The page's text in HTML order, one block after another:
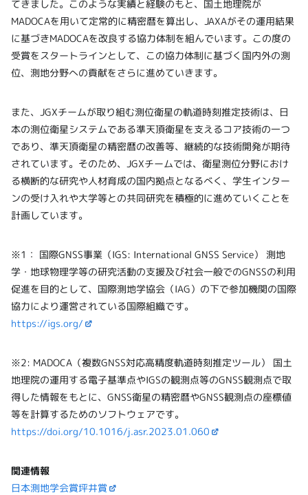
てきました。このような実績と経験のもと、国土地理院が
MADOCAを用いて定常的に精密暦を算出し、JAXAがその運用結果
に基づきMADOCAを改良する協力体制を組んでいます。この度の
受賞をスタートラインとして、この協力体制に基づく国内外の測
位、測地分野への貢献をさらに進めていきます。
また、JGXチームが取り組む測位衛星の軌道時刻推定技術は、日
本の測位衛星システムである準天頂衛星を支えるコア技術の一つ
であり、準天頂衛星の精密暦の改善等、継続的な技術開発が期待
されています。そのため、JGXチームでは、衛星測位分野におけ
る横断的な研究や人材育成の国内拠点となるべく、学生インター
ンの受け入れや大学等との共同研究を積極的に進めていくことを
計画しています。
※1： 国際GNSS事業（IGS: International GNSS Service） 測地
学・地球物理学等の研究活動の支援及び社会一般でのGNSSの利用
促進を目的として、国際測地学協会（IAG）の下で参加機関の国際
協力により運営されている国際組織です。
https://igs.org/
※2: MADOCA（複数GNSS対応高精度軌道時刻推定ツール） 国土
地理院の運用する電子基準点やIGSの観測点等のGNSS観測点で取
得した情報をもとに、GNSS衛星の精密暦やGNSS観測点の座標値
等を計算するためのソフトウェアです。
https://doi.org/10.1016/j.asr.2023.01.060
関連情報
日本測地学会賞坪井賞